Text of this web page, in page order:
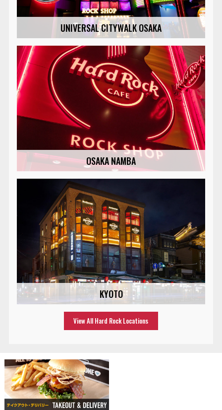
UNIVERSAL CITYWALK OSAKA
OSAKA NAMBA
KYOTO
View All Hard Rock Locations